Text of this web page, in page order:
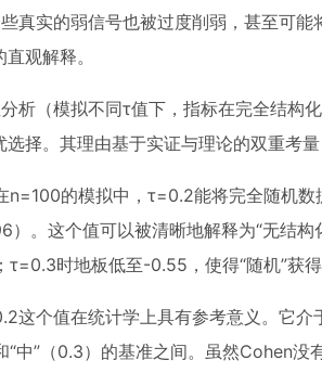
真实的弱信号也被过度削弱，甚至可
观解释。
析（模拟不同τ值下，指标在完全结构
选择。其理由基于实证与理论的双重考
n=100的模拟中，τ=0.2能将完全随机数
）。这个值可以被清晰地解释为“无结
τ=0.3时地板低至-0.55，使得“随机”获
这个值在统计学上具有参考意义。它
“中”（0.3）的基准之间。虽然Cohen